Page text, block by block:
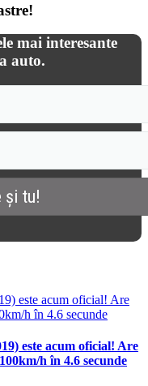
mai interesante
auto.
este acum oficial! Are
h în 4.6 secunde